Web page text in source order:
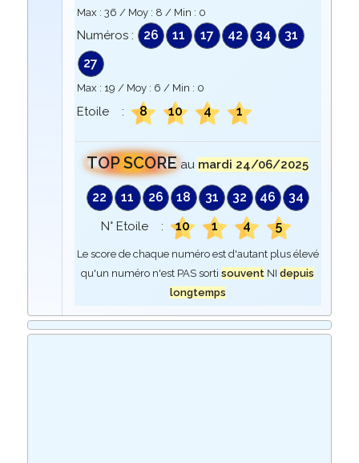
Max : 36 / Moy : 8 / Min : 0
Numéros : 26 11 17 42 34
31
27
Max : 19 / Moy : 6 / Min : 0
Etoile : 8 10 4 1
TOP SCORE au mardi 24/06/2025
22 11 26 18 31 32 46 34
N° Etoile : 10 1 4 5
Le score de chaque numéro est d'autant plus élevé
qu'un numéro n'est PAS sortisouvent NIdepuis
longtemps